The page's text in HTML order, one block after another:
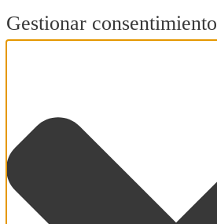
Gestionar consentimiento